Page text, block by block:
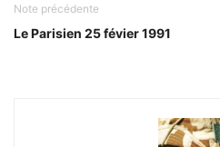
Note précédente
Le Parisien 25 févier 1991